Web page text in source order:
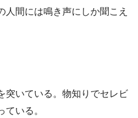
人間には鳴き声にしか聞こえ
突いている。物知りでセレビ
ている。